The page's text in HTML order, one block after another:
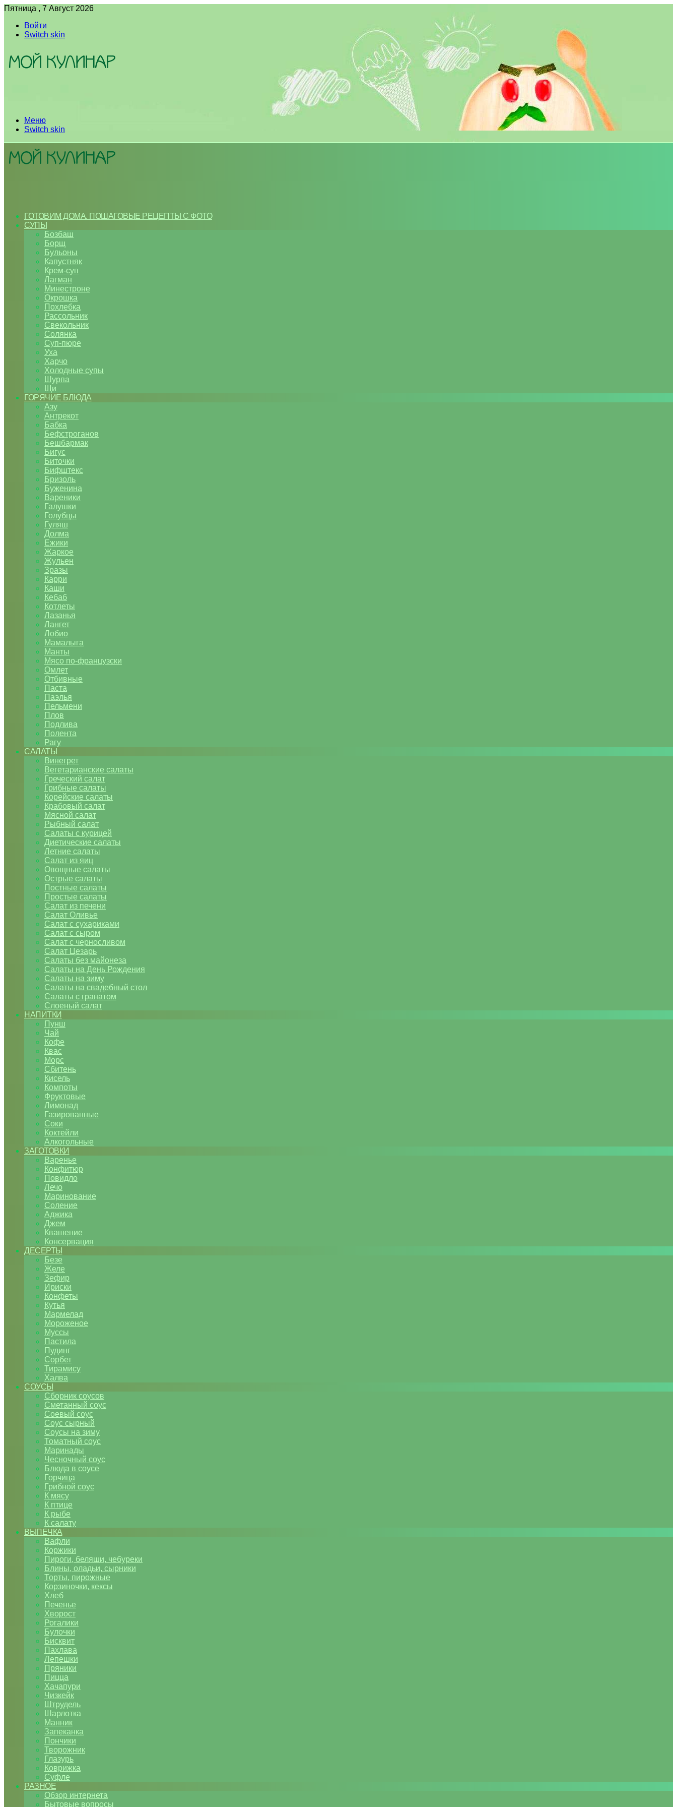
Пятница , 7 Август 2026
Войти
Switch skin
Меню
Switch skin
ГОТОВИМ ДОМА. ПОШАГОВЫЕ РЕЦЕПТЫ С ФОТО
СУПЫ
Бозбаш
Борщ
Бульоны
Капустняк
Крем-суп
Лагман
Минестроне
Окрошка
Похлебка
Рассольник
Свекольник
Солянка
Суп-пюре
Уха
Харчо
Холодные супы
Шурпа
Щи
ГОРЯЧИЕ БЛЮДА
Азу
Антрекот
Бабка
Бефстроганов
Бешбармак
Бигус
Биточки
Бифштекс
Бризоль
Буженина
Вареники
Галушки
Голубцы
Гуляш
Долма
Ежики
Жаркое
Жульен
Зразы
Карри
Каши
Кебаб
Котлеты
Лазанья
Лангет
Лобио
Мамалыга
Манты
Мясо по-французски
Омлет
Отбивные
Паста
Паэлья
Пельмени
Плов
Подлива
Полента
Рагу
САЛАТЫ
Винегрет
Вегетарианские салаты
Греческий салат
Грибные салаты
Корейские салаты
Крабовый салат
Мясной салат
Рыбный салат
Салаты с курицей
Диетические салаты
Летние салаты
Салат из яиц
Овощные салаты
Острые салаты
Постные салаты
Простые салаты
Салат из печени
Салат Оливье
Салат с сухариками
Салат с сыром
Салат с черносливом
Салат Цезарь
Салаты без майонеза
Салаты на День Рождения
Салаты на зиму
Салаты на свадебный стол
Салаты с гранатом
Слоеный салат
НАПИТКИ
Пунш
Чай
Кофе
Квас
Морс
Сбитень
Кисель
Компоты
Фруктовые
Лимонад
Газированные
Соки
Коктейли
Алкогольные
ЗАГОТОВКИ
Варенье
Конфитюр
Повидло
Лечо
Маринование
Соление
Аджика
Джем
Квашение
Консервация
ДЕСЕРТЫ
Безе
Желе
Зефир
Ириски
Конфеты
Кутья
Мармелад
Мороженое
Муссы
Пастила
Пудинг
Сорбет
Тирамису
Халва
СОУСЫ
Сборник соусов
Сметанный соус
Соевый соус
Соус сырный
Соусы на зиму
Томатный соус
Маринады
Чесночный соус
Блюда в соусе
Горчица
Грибной соус
К мясу
К птице
К рыбе
К салату
ВЫПЕЧКА
Вафли
Коржики
Пироги, беляши, чебуреки
Блины, оладьи, сырники
Торты, пирожные
Корзиночки, кексы
Хлеб
Печенье
Хворост
Рогалики
Булочки
Бисквит
Пахлава
Лепешки
Пряники
Пицца
Хачапури
Чизкейк
Штрудель
Шарлотка
Манник
Запеканка
Пончики
Творожник
Глазурь
Коврижка
Суфле
РАЗНОЕ
Обзор интернета
Бытовые вопросы